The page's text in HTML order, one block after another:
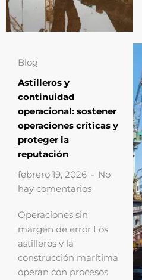
Blog
Astilleros y
continuidad
operacional: sostener
operaciones críticas y
proteger la
reputación
febrero 19, 2026
No
hay comentarios
Operaciones sin
margen de error Los
astilleros y la
construcción marítima
operan con procesos